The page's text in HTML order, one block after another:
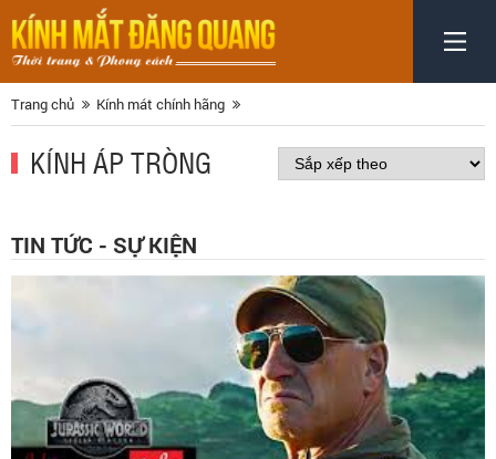
Trang chủ Kính mát chính hãng
KÍNH ÁP TRÒNG
TIN TỨC - SỰ KIỆN